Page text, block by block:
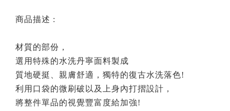
商品描述 :
材質的部份，
選用特殊的水洗丹寧面料製成
質地硬挺、親膚舒適，獨特的復古水洗落色!
利用口袋的微刷破以及上身內打摺設計，
將整件單品的視覺豐富度給加強!